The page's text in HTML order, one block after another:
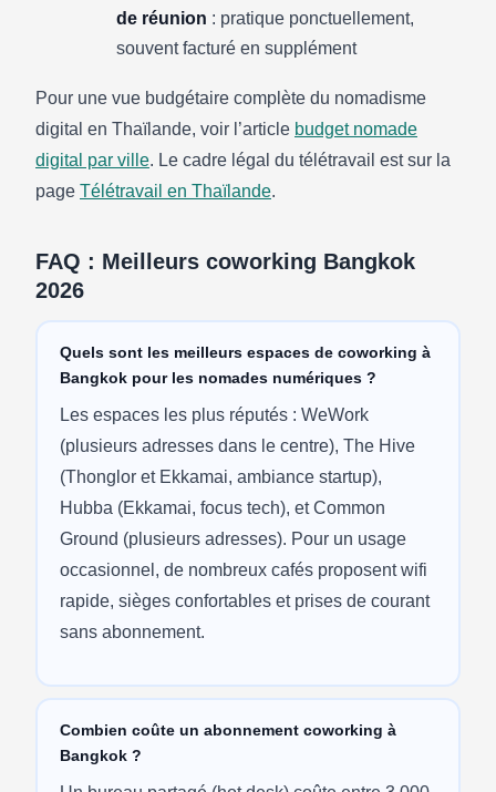
de réunion : pratique ponctuellement,
souvent facturé en supplément
Pour une vue budgétaire complète du nomadisme
digital en Thaïlande, voir l’article budget nomade
digital par ville. Le cadre légal du télétravail est sur la
page Télétravail en Thaïlande.
FAQ : Meilleurs coworking Bangkok
2026
Quels sont les meilleurs espaces de coworking à
Bangkok pour les nomades numériques ?
Les espaces les plus réputés : WeWork
(plusieurs adresses dans le centre), The Hive
(Thonglor et Ekkamai, ambiance startup),
Hubba (Ekkamai, focus tech), et Common
Ground (plusieurs adresses). Pour un usage
occasionnel, de nombreux cafés proposent wifi
rapide, sièges confortables et prises de courant
sans abonnement.
Combien coûte un abonnement coworking à
Bangkok ?